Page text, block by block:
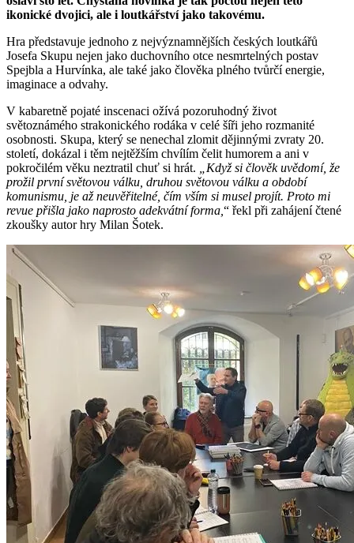
ikonické dvojici, ale i loutkářství jako takovému.
Hra představuje jednoho z nejvýznamnějších českých loutkářů
Josefa Skupu nejen jako duchovního otce nesmrtelných postav
Spejbla a Hurvínka, ale také jako člověka plného tvůrčí energie,
imaginace a odvahy.
V kabaretně pojaté inscenaci ožívá pozoruhodný život
světoznámého strakonického rodáka v celé šíři jeho rozmanité
osobnosti. Skupa, který se nenechal zlomit dějinnými zvraty 20.
století, dokázal i těm nejtěžším chvílím čelit humorem a ani v
pokročilém věku neztratil chuť si hrát. „Když si člověk uvědomí, že
prožil první světovou válku, druhou světovou válku a období
komunismu, je až neuvěřitelné, čím vším si musel projít. Proto mi
revue přišla jako naprosto adekvátní forma,“ řekl při zahájení čtené
zkoušky autor hry Milan Šotek.